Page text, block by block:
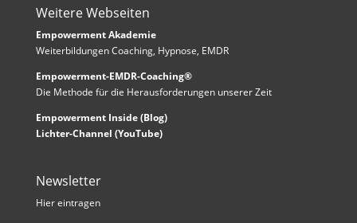
Weitere Webseiten
Empowerment Akademie
Weiterbildungen Coaching, Hypnose, EMDR
Empowerment-EMDR-Coaching®
Die Methode für die Herausforderungen unserer Zeit
Empowerment Inside (Blog)
Lichter-Channel (YouTube)
Newsletter
Hier eintragen